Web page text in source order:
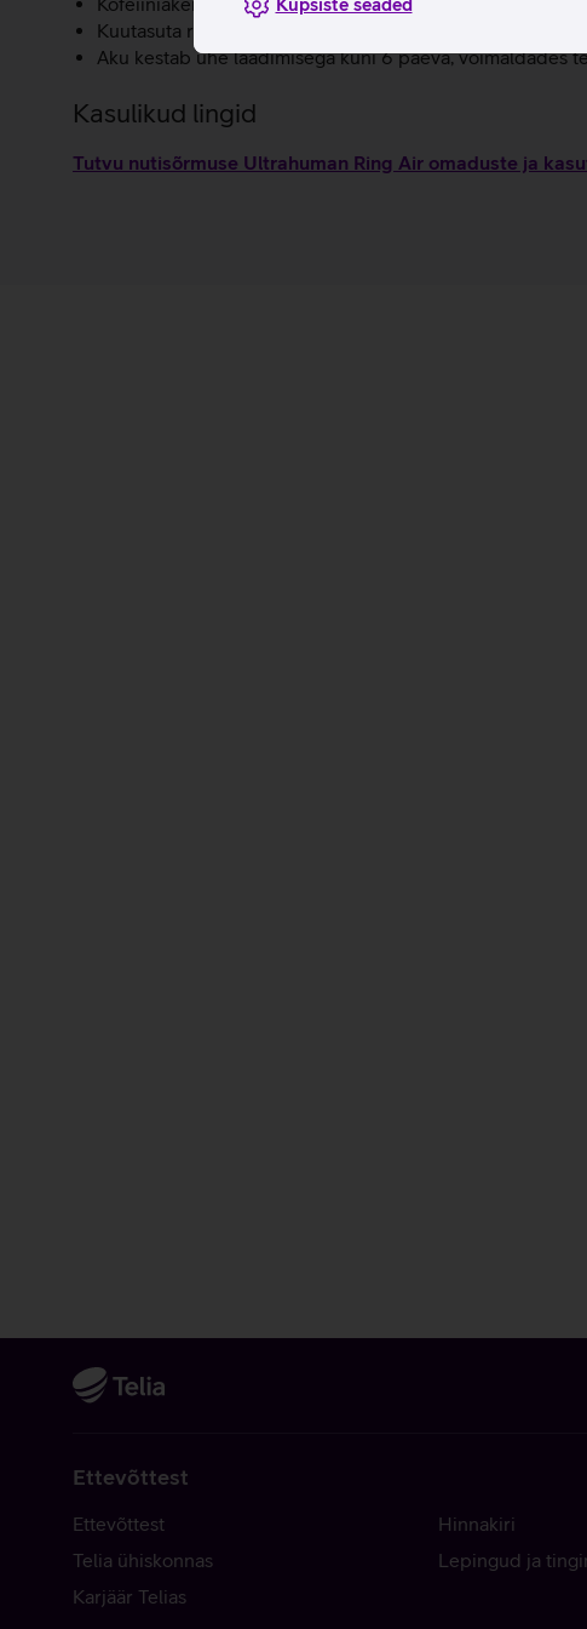
Küpsiste seaded
Kuutasuta rakendus: Ultrahumani detailne äpp ja kõik
Aku kestab ühe laadimisega kuni 6 päeva, võimaldades
Kasulikud lingid
Tutvu nutisõrmuse Ultrahuman Ring Air omaduste ja
Ettevõttest
Ettevõttest
Telia ühiskonnas
Karjäär Telias
Hinnakiri
Lepingud ja